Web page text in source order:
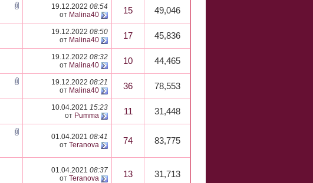
19.12.2022 08:54
от Malina40 15 49,046
19.12.2022 08:50
от Malina40 17 45,836
19.12.2022 08:32
от Malina40 10 44,465
19.12.2022 08:21
от Malina40 36 78,553
10.04.2021 15:23
от Pumma 11 31,448
01.04.2021 08:41
от Teranova 74 83,775
01.04.2021 08:37
от Teranova 13 31,713